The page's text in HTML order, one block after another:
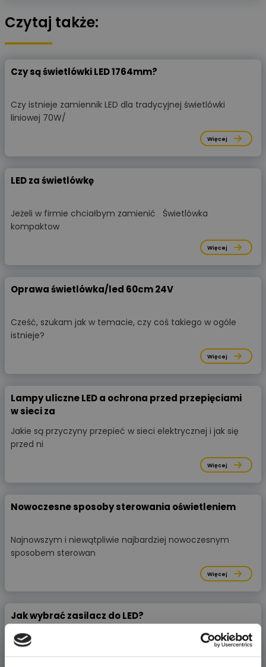
Czytaj także:
Czy są świetlówki LED 1764mm?
Czy istnieje zamiennik LED dla tradycyjnej świetlówki
liniowej 70W/
Więcej
LED za świetlówkę
Jeżeli w firmie chciałbym zamienić Świetlówka
kompaktow
Więcej
Oprawa świetlówka/led 60cm 24V
Cześć, szukam jak w temacie, czy coś takiego w ogóle
istnieje?
Więcej
Lampy uliczne LED a ochrona przed przepięciami
w sieci za
Jakie są przyczyny przepieć w sieci elektrycznej i jak się
przed ni
Więcej
Nowoczesne sposoby sterowania oświetleniem
Najnowszym i niewątpliwie najbardziej nowoczesnym
sposobem sterowan
Więcej
Jak wybrać zasilacz do LED?
Jak wybrać zasilacz do LED? A co w tym trudnego?